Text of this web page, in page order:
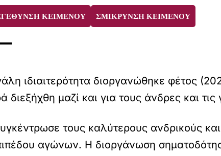
ΚΕΙΜΕΝΟΥ ΣΜΙΚΡΥΝΣΗ ΚΕΙΜΕΝΟΥ
ιδιαιτερότητα διοργανώθηκε φέτος
διεξήχθη μαζί και για τους άνδρες και τις
τους καλύτερους ανδρικούς
αγώνων. Η διοργάνωση